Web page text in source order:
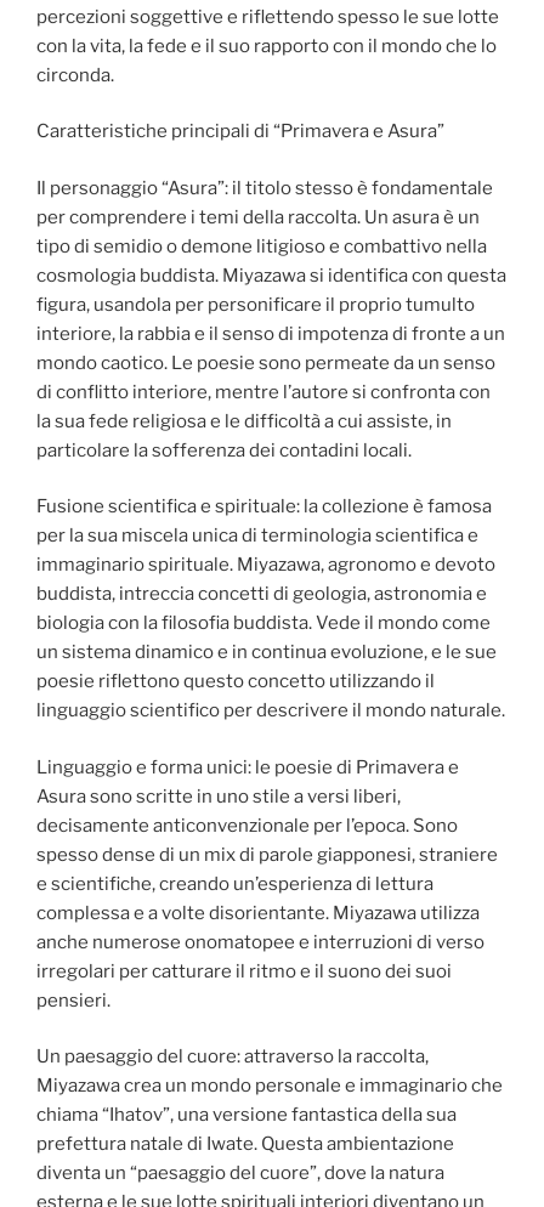
percezioni soggettive e riflettendo spesso le sue lotte
con la vita, la fede e il suo rapporto con il mondo che lo
circonda.
Caratteristiche principali di “Primavera e Asura”
Il personaggio “Asura”: il titolo stesso è fondamentale
per comprendere i temi della raccolta. Un asura è un
tipo di semidio o demone litigioso e combattivo nella
cosmologia buddista. Miyazawa si identifica con questa
figura, usandola per personificare il proprio tumulto
interiore, la rabbia e il senso di impotenza di fronte a un
mondo caotico. Le poesie sono permeate da un senso
di conflitto interiore, mentre l’autore si confronta con
la sua fede religiosa e le difficoltà a cui assiste, in
particolare la sofferenza dei contadini locali.
Fusione scientifica e spirituale: la collezione è famosa
per la sua miscela unica di terminologia scientifica e
immaginario spirituale. Miyazawa, agronomo e devoto
buddista, intreccia concetti di geologia, astronomia e
biologia con la filosofia buddista. Vede il mondo come
un sistema dinamico e in continua evoluzione, e le sue
poesie riflettono questo concetto utilizzando il
linguaggio scientifico per descrivere il mondo naturale.
Linguaggio e forma unici: le poesie di Primavera e
Asura sono scritte in uno stile a versi liberi,
decisamente anticonvenzionale per l’epoca. Sono
spesso dense di un mix di parole giapponesi, straniere
e scientifiche, creando un’esperienza di lettura
complessa e a volte disorientante. Miyazawa utilizza
anche numerose onomatopee e interruzioni di verso
irregolari per catturare il ritmo e il suono dei suoi
pensieri.
Un paesaggio del cuore: attraverso la raccolta,
Miyazawa crea un mondo personale e immaginario che
chiama “Ihatov”, una versione fantastica della sua
prefettura natale di Iwate. Questa ambientazione
diventa un “paesaggio del cuore”, dove la natura
esterna e le sue lotte spirituali interiori diventano un